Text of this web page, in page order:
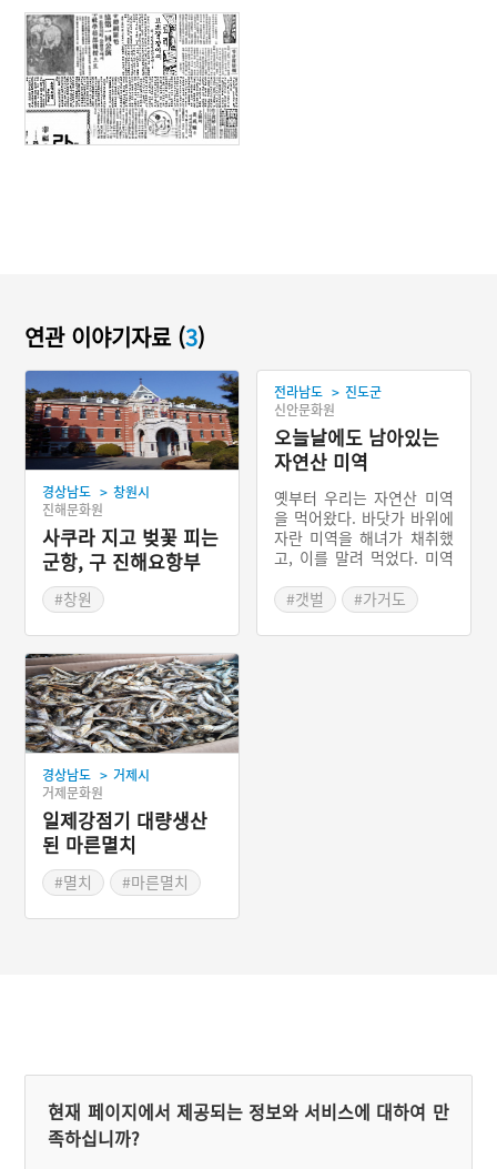
사진출처: 동아일보
연관 이야기자료 (3)
경상남도 > 창원시
진해문화원
사쿠라 지고 벚꽃 피는
군항, 구 진해요항부
사령부
#창원
#전쟁시설
전라남도 > 진도군
신안문화원
오늘날에도 남아있는
자연산 미역
옛부터 우리는 자연산 미역
을 먹어왔다. 바닷가 바위에
자란 미역을 해녀가 채취했
고, 이를 말려 먹었다. 미역
라 하여 어민들이 바위를 닦
는 등 관리해왔다. 그러다 1
950-1960년대에 미역 양식
#갯벌
#가거도
경상남도 > 거제시
거제문화원
일제강점기 대량생산
된 마른멸치
#멸치
#마른멸치
현재 페이지에서 제공되는 정보와 서비스에 대하여 만
족하십니까?